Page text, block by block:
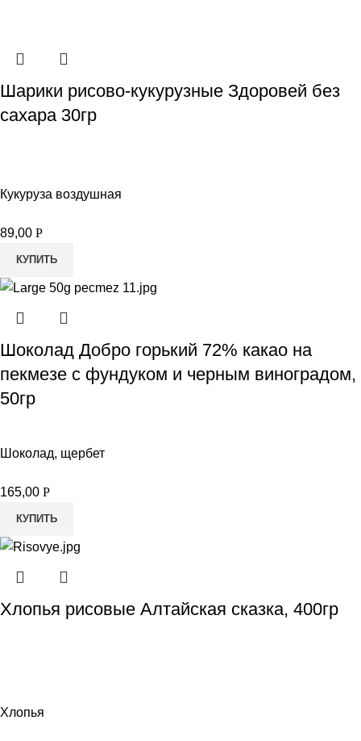
Шарики рисово-кукурузные Здоровей без
сахара 30гр
Кукуруза воздушная
89,00 Р
КУПИТЬ
Шоколад Добро горький 72% какао на
пекмезе с фундуком и черным виноградом,
50гр
Шоколад, щербет
165,00 Р
КУПИТЬ
Хлопья рисовые Алтайская сказка, 400гр
Хлопья